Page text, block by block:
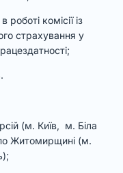
комісії із
страхування у
(м. Київ, м. Біла
Житомирщині (м.